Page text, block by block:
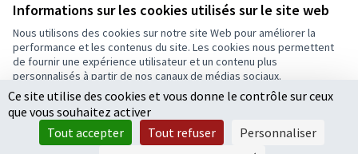
Informations sur les cookies utilisés sur le site web
Nous utilisons des cookies sur notre site Web pour améliorer la
performance et les contenus du site. Les cookies nous permettent
de fournir une expérience utilisateur et un contenu plus
personnalisés à partir de nos canaux de médias sociaux.
Tout accepter
Accepter seulement les cookies essentiels
Paramètres
Conditions d'utilisation
Paramètres des cookies
Ecrivons Angers sur X
(Lien externe)
Ecrivons Angers sur Facebook
(Lien externe)
Licence
(Lien
Ce site utilise des cookies et vous donne le contrôle sur ceux
que vous souhaitez activer
Tout accepter
Tout refuser
Personnaliser